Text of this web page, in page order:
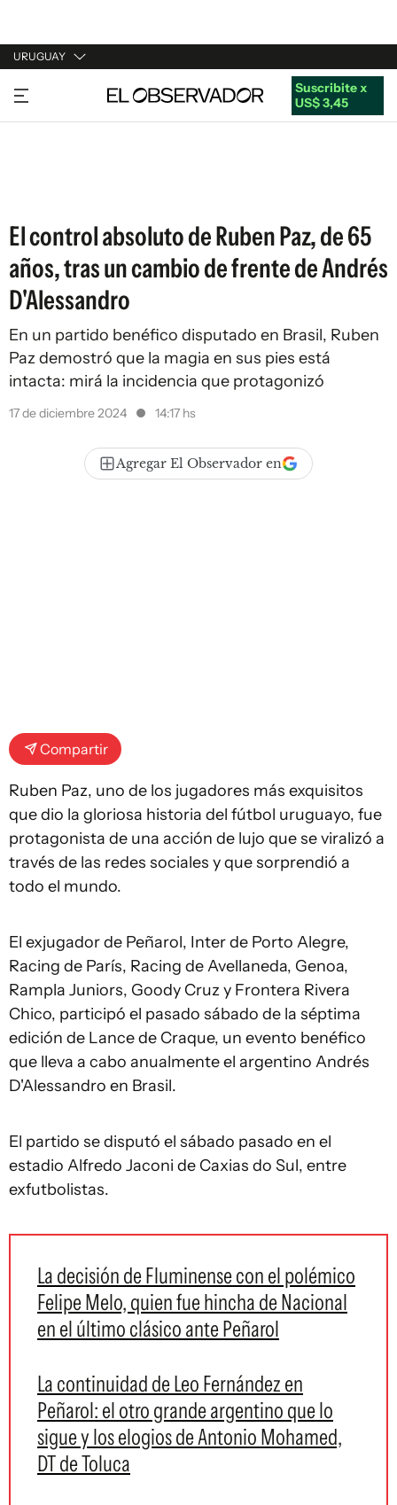
URUGUAY
URUGUAY
ARGENTINA
Suscribite x
US$ 3,45
El control absoluto de Ruben Paz, de 65
años, tras un cambio de frente de Andrés
D'Alessandro
En un partido benéfico disputado en Brasil, Ruben
Paz demostró que la magia en sus pies está
intacta: mirá la incidencia que protagonizó
17 de diciembre 2024 14:17 hs
Agregar El Observador en
Compartir
Ruben Paz, uno de los jugadores más exquisitos
que dio la gloriosa historia del fútbol uruguayo, fue
protagonista de una acción de lujo que se viralizó a
través de las redes sociales y que sorprendió a
todo el mundo.
El exjugador de Peñarol, Inter de Porto Alegre,
Racing de París, Racing de Avellaneda, Genoa,
Rampla Juniors, Goody Cruz y Frontera Rivera
Chico, participó el pasado sábado de la séptima
edición de Lance de Craque, un evento benéfico
que lleva a cabo anualmente el argentino Andrés
D'Alessandro en Brasil.
El partido se disputó el sábado pasado en el
estadio Alfredo Jaconi de Caxias do Sul, entre
exfutbolistas.
La decisión de Fluminense con el polémico
Felipe Melo, quien fue hincha de Nacional
en el último clásico ante Peñarol
La continuidad de Leo Fernández en
Peñarol: el otro grande argentino que lo
sigue y los elogios de Antonio Mohamed,
DT de Toluca